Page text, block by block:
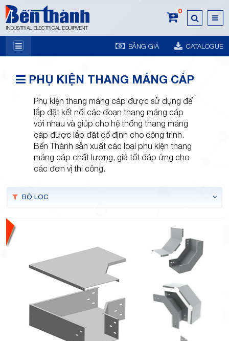
INDUSTRIAL ELECTRICAL EQUIPMENT
0
BẢNG GIÁ CATALOGUE
7A
Trương
Minh
Giảng,
PHỤ KIỆN THANG MÁNG CÁP
Phụ kiện thang máng cáp được sử dụng để
lắp đặt kết nối các đoạn thang máng cáp
với nhau và giúp cho hệ thống thang máng
cáp được lắp đặt cố định cho công trình.
Bến Thành sản xuất các loại phụ kiện thang
máng cáp chất lượng, giá tốt đáp ứng cho
các đơn vị thi công.
BỘ LỌC